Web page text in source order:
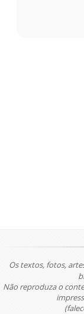
Os textos, fotos,
Não reproduza o